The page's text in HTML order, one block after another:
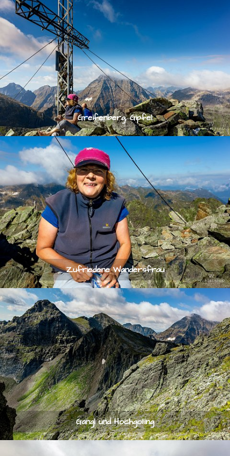
Greifenberg, Gipfel
Zufriedene Wandersfrau
Gangl und Hochgolling